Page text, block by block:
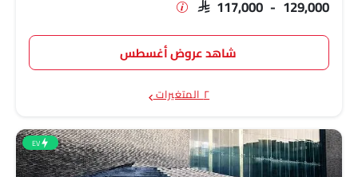
SAR 117,000 - 129,000
شاهد عروض أغسطس
٢ المتغيرات
EV